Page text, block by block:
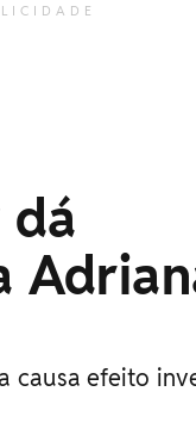
dá
causa efeito